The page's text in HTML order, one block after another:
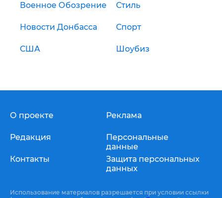
Военное Обозрение Стиль
Новости Донбасса Спорт
США Шоубиз
О проекте
Редакция
Контакты
Реклама
Персональные
данные
Защита персональных
данных
Использование материалов разрешается при условии ссылки